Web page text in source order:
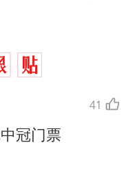
41
冠门票